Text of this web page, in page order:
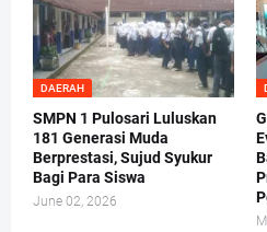
DAERAH
SMPN 1 Pulosari Luluskan
181 Generasi Muda
Berprestasi, Sujud Syukur
Bagi Para Siswa
June 02, 2026